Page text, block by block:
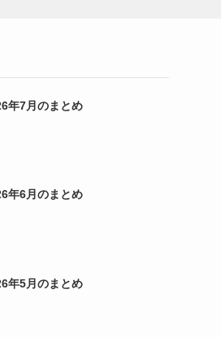
年7月のまとめ
年6月のまとめ
年5月のまとめ